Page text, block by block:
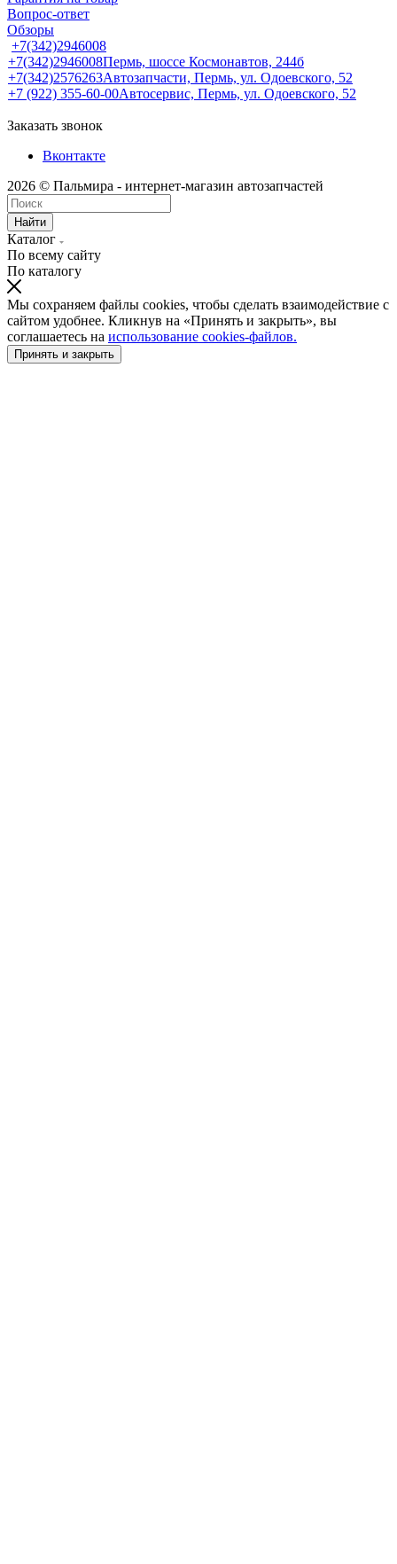
Вопрос-ответ
Обзоры
+7(342)2946008
+7(342)2946008Пермь, шоссе Космонавтов, 244б
+7(342)2576263Автозапчасти, Пермь, ул. Одоевского, 52
+7 (922) 355-60-00Автосервис, Пермь, ул. Одоевского, 52
Заказать звонок
Вконтакте
2026 © Пальмира - интернет-магазин автозапчастей
Найти
Каталог
По всему сайту
По каталогу
Мы сохраняем файлы cookies, чтобы сделать взаимодействие с
сайтом удобнее. Кликнув на «Принять и закрыть», вы
соглашаетесь на использование cookies-файлов.
Принять и закрыть